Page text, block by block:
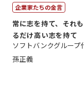
企業家たちの金言
常に志を持て、それ
るだけ高い志を持て
ソフトバンクグルー
孫正義